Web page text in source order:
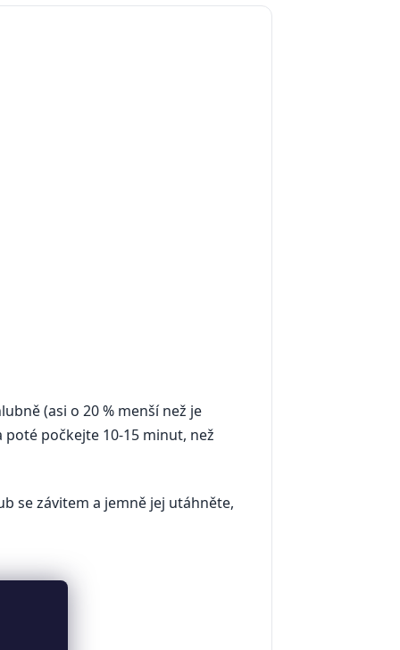
(asi o 20 % menší než je
počkejte 10-15 minut, než
se závitem a jemně jej utáhněte,